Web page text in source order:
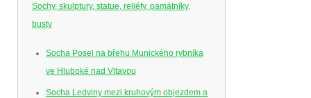
Sochy, skulptury, statue, reliéfy, památníky,
busty
Socha Posel na břehu Munického rybníka
ve Hluboké nad Vltavou
Socha Ledviny mezi kruhovým objezdem a